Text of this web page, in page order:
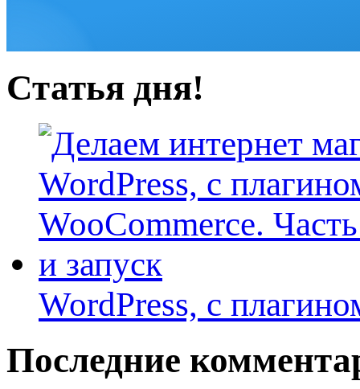
Статья дня!
WordPress, с
Последние